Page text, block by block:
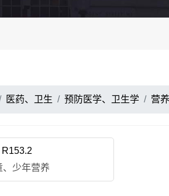
医药、卫生 预防医学、卫生学 营
R153.2
、少年营养